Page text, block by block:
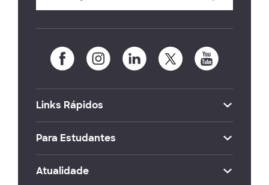
Links Rápidos
Para Estudantes
Atualidade